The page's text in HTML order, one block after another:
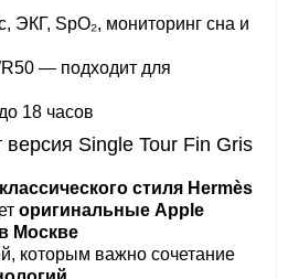
ЭКГ, SpO₂, мониторинг сна и
— подходит для
18 часов
Single Tour Fin Gris
классического стиля Hermès
оригинальные Apple
Москве
которым важно сочетание